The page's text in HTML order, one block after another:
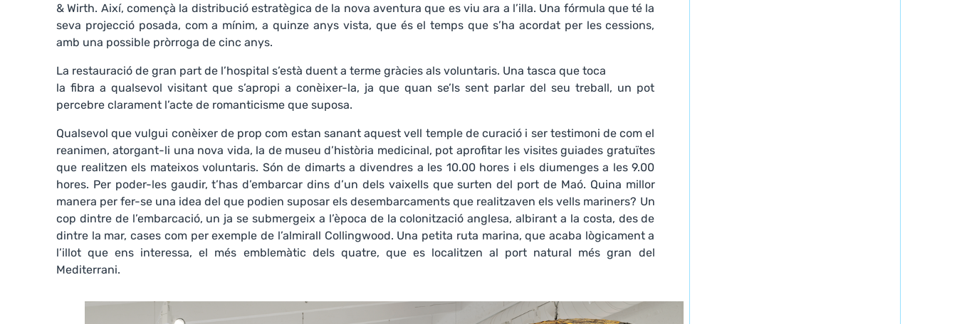
& Wirth. Així, començà la distribució estratègica de la nova aventura que es viu ara a l’illa. Una fórmula que té la
seva projecció posada, com a mínim, a quinze anys vista, que és el temps que s’ha acordat per les cessions,
amb una possible pròrroga de cinc anys.
La restauració de gran part de l’hospital s’està duent a terme gràcies als voluntaris. Una tasca que toca
la fibra a qualsevol visitant que s’apropi a conèixer-la, ja que quan se’ls sent parlar del seu treball, un pot
percebre clarament l’acte de romanticisme que suposa.
Qualsevol que vulgui conèixer de prop com estan sanant aquest vell temple de curació i ser testimoni de com el
reanimen, atorgant-li una nova vida, la de museu d’història medicinal, pot aprofitar les visites guiades gratuïtes
que realitzen els mateixos voluntaris. Són de dimarts a divendres a les 10.00 hores i els diumenges a les 9.00
hores. Per poder-les gaudir, t’has d’embarcar dins d’un dels vaixells que surten del port de Maó. Quina millor
manera per fer-se una idea del que podien suposar els desembarcaments que realitzaven els vells mariners? Un
cop dintre de l’embarcació, un ja se submergeix a l’època de la colonització anglesa, albirant a la costa, des de
dintre la mar, cases com per exemple de l’almirall Collingwood. Una petita ruta marina, que acaba lògicament a
l’illot que ens interessa, el més emblemàtic dels quatre, que es localitzen al port natural més gran del
Mediterrani.